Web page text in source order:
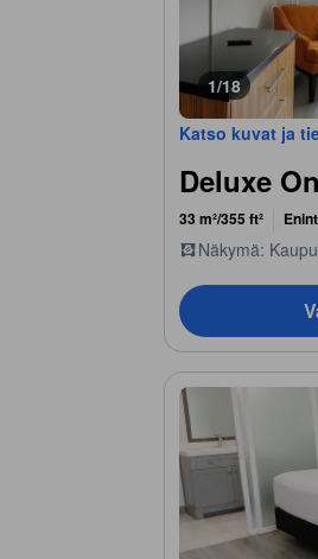
1/18
Katso kuvat ja
Deluxe
33 m²/355 ft²
Näkymä: